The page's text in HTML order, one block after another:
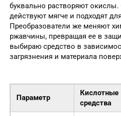
буквально растворяют
действуют мягче и подходят
Преобразователи же меняют
ржавчины, превращая ее в
выбираю средство в
загрязнения и материала
Параметр
Кислотные
средства